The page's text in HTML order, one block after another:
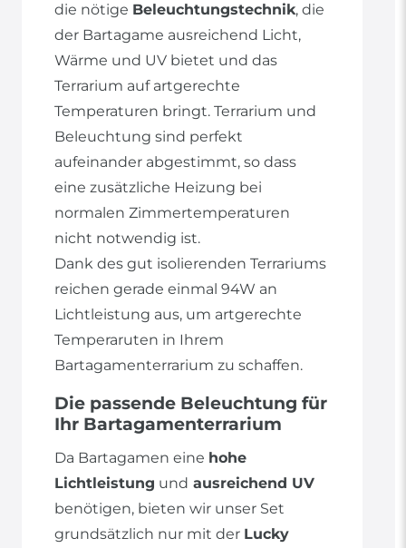
die nötige Beleuchtungstechnik, die
der Bartagame ausreichend Licht,
Wärme und UV bietet und das
Terrarium auf artgerechte
Temperaturen bringt. Terrarium und
Beleuchtung sind perfekt
aufeinander abgestimmt, so dass
eine zusätzliche Heizung bei
normalen Zimmertemperaturen
nicht notwendig ist.
Dank des gut isolierenden Terrariums
reichen gerade einmal 94W an
Lichtleistung aus, um artgerechte
Temperaruten in Ihrem
Bartagamenterrarium zu schaffen.
Die passende Beleuchtung für
Ihr Bartagamenterrarium
Da Bartagamen eine hohe
Lichtleistung und ausreichend UV
benötigen, bieten wir unser Set
grundsätzlich nur mit der Lucky